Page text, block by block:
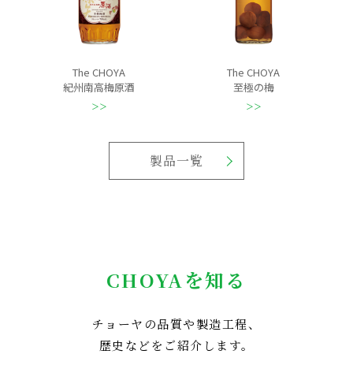
The CHOYA
紀州南高梅原酒
The CHOYA
至極の梅
製品一覧
CHOYAを知る
チョーヤの品質や製造工程、
歴史などをご紹介します。